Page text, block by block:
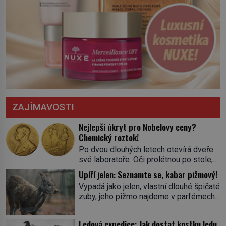
ZAJÍMAVOSTI
Nejlepší úkryt pro Nobelovy ceny?
Chemický roztok!
Po dvou dlouhých letech otevírá dveře
své laboratoře. Oči prolétnou po stole,
aby pak ulpěly na regálu, kde se nachází
všemožné látky. Hledá žluto-oranžovou
tekutinu, jakmile ji zahlédne, nesmírně
se mu uleví. Teď může svůj plán
skrývá směs s názvem lučavka
Upíří jelen: Seznamte se, kabar pižmový!
Vypadá jako jelen, vlastní dlouhé špičaté
zuby, jeho pižmo najdeme v parfémech